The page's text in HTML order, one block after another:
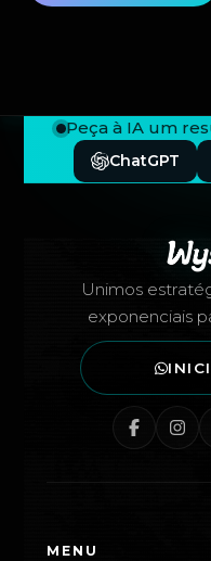
Peça à IA um
ChatGPT
Unimos
exponenciais
MENU